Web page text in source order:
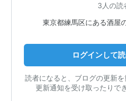
3人の読
東京都練馬区にある酒屋
ログインして
読者になると、ブログの更新を
更新通知を受け取ったりで